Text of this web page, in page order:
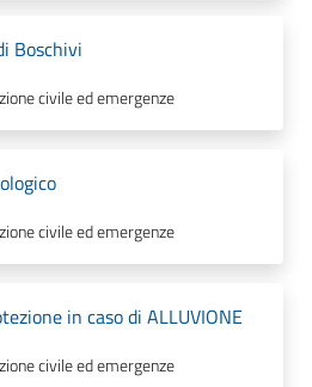
Boschivi
civile ed emergenze
civile ed emergenze
in caso di ALLUVIONE
civile ed emergenze